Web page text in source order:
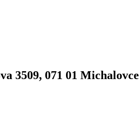
3509, 071 01 Michalovce